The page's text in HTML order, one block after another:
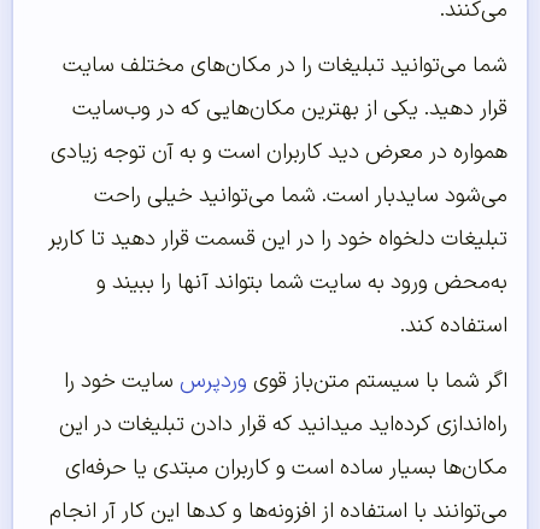
می‌کنند.
شما می‌توانید تبلیغات را در مکان‌های مختلف سایت
قرار دهید. یکی از بهترین مکان‌هایی که در وب‌سایت
همواره در معرض دید کاربران است و به آن توجه زیادی
می‌شود سایدبار است. شما می‌توانید خیلی راحت
تبلیغات دلخواه خود را در این قسمت قرار دهید تا کاربر
به‌محض ورود به سایت شما بتواند آنها را ببیند و
استفاده کند.
اگر شما با سیستم متن‌باز قوی وردپرس سایت خود را
راه‌اندازی کرده‌اید میدانید که قرار دادن تبلیغات در این
مکان‌ها بسیار ساده است و کاربران مبتدی یا حرفه‌ای
می‌توانند با استفاده از افزونه‌ها و کدها این کار آر انجام